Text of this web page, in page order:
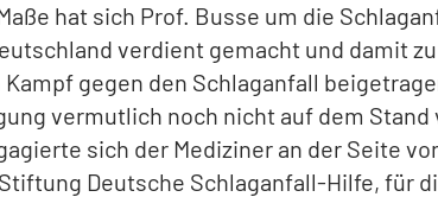
hat sich Prof. Busse um die
verdient gemacht und damit
gegen den Schlaganfall
vermutlich noch nicht auf dem Stand
sich der Mediziner an der Seite
Deutsche Schlaganfall-Hilfe, für